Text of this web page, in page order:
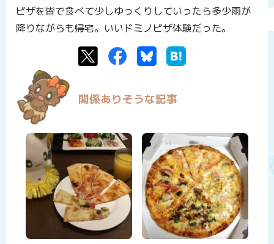
ピザを皆で食べて少しゆっくりしていったら多少雨が
降りながらも帰宅。いいドミノピザ体験だった。
TwitterFacebookBluesky
関係ありそうな記事